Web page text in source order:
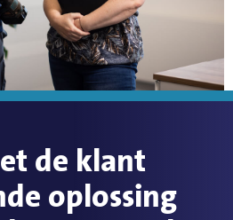
de klant
oplossing